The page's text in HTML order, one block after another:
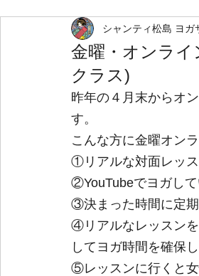
野外イベント 個人出張ヨガサ
金曜・オンラ
クラス)
シャンティ松島 ヨガ
昨年の４月末からオ
す。
こんな方に金曜オン
①リアルな対面レッス
②YouTubeでヨガし
③決まった時間に定
④リアルなレッスン
してヨガ時間を確保
⑤レッスンに行くと